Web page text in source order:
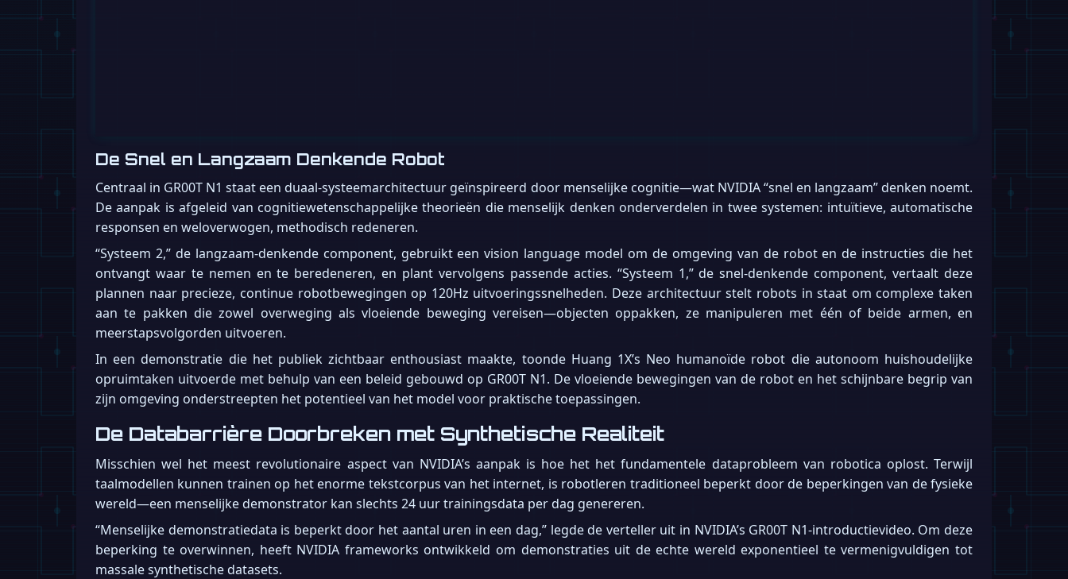
De Snel en Langzaam Denkende Robot
Centraal in GR00T N1 staat een duaal-systeemarchitectuur geïnspireerd door menselijke cognitie—wat NVIDIA “snel en langzaam” denken noemt.
De aanpak is afgeleid van cognitiewetenschappelijke theorieën die menselijk denken onderverdelen in twee systemen: intuïtieve, automatische
responsen en weloverwogen, methodisch redeneren.
“Systeem 2,” de langzaam-denkende component, gebruikt een vision language model om de omgeving van de robot en de instructies die het
ontvangt waar te nemen en te beredeneren, en plant vervolgens passende acties. “Systeem 1,” de snel-denkende component, vertaalt deze
plannen naar precieze, continue robotbewegingen op 120Hz uitvoeringssnelheden. Deze architectuur stelt robots in staat om complexe taken
aan te pakken die zowel overweging als vloeiende beweging vereisen—objecten oppakken, ze manipuleren met één of beide armen, en
meerstapsvolgorden uitvoeren.
In een demonstratie die het publiek zichtbaar enthousiast maakte, toonde Huang 1X’s Neo humanoïde robot die autonoom huishoudelijke
opruimtaken uitvoerde met behulp van een beleid gebouwd op GR00T N1. De vloeiende bewegingen van de robot en het schijnbare begrip van
zijn omgeving onderstreepten het potentieel van het model voor praktische toepassingen.
De Databarrière Doorbreken met Synthetische Realiteit
Misschien wel het meest revolutionaire aspect van NVIDIA’s aanpak is hoe het het fundamentele dataprobleem van robotica oplost. Terwijl
taalmodellen kunnen trainen op het enorme tekstcorpus van het internet, is robotleren traditioneel beperkt door de beperkingen van de fysieke
wereld—een menselijke demonstrator kan slechts 24 uur trainingsdata per dag genereren.
“Menselijke demonstratiedata is beperkt door het aantal uren in een dag,” legde de verteller uit in NVIDIA’s GR00T N1-introductievideo. Om deze
beperking te overwinnen, heeft NVIDIA frameworks ontwikkeld om demonstraties uit de echte wereld exponentieel te vermenigvuldigen tot
massale synthetische datasets.